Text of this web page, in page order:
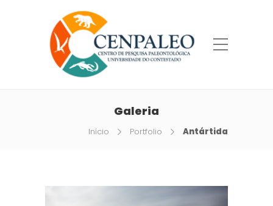
Galeria
Início Portfolio Antártida